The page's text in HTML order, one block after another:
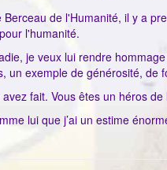
de l'Humanité, il y a
l'humanité.
je veux lui rendre
un exemple de générosité, de
fait. Vous êtes un héros
lui que j’ai un estime